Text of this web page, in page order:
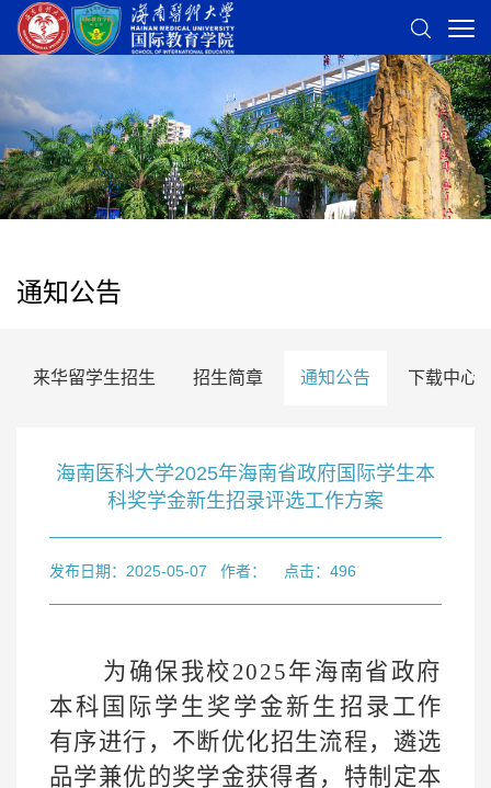
通知公告
来华留学生招生 招生简章 通知公告 下载中心
海南医科大学2025年海南省政府国际学生本
科奖学金新生招录评选工作方案
发布日期：2025-05-07 作者： 点击： 496
为确保我校2025年海南省政府
本科国际学生奖学金新生招录 工作
有序进行 ， 不断优化招生流程，遴选
品学兼优的奖学金获得者，特制定本